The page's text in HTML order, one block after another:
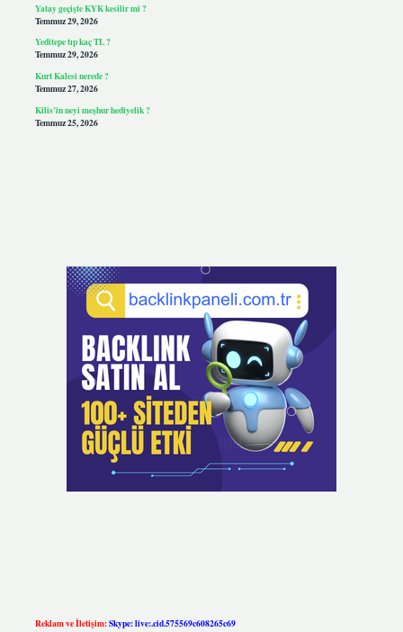
Yatay geçişte KYK kesilir mi ?
Temmuz 29, 2026
Yeditepe tıp kaç TL ?
Temmuz 29, 2026
Kurt Kalesi nerede ?
Temmuz 27, 2026
Kilis’in neyi meşhur hediyelik ?
Temmuz 25, 2026
Reklam ve İletişim:Skype: live:.cid.575569c608265c69